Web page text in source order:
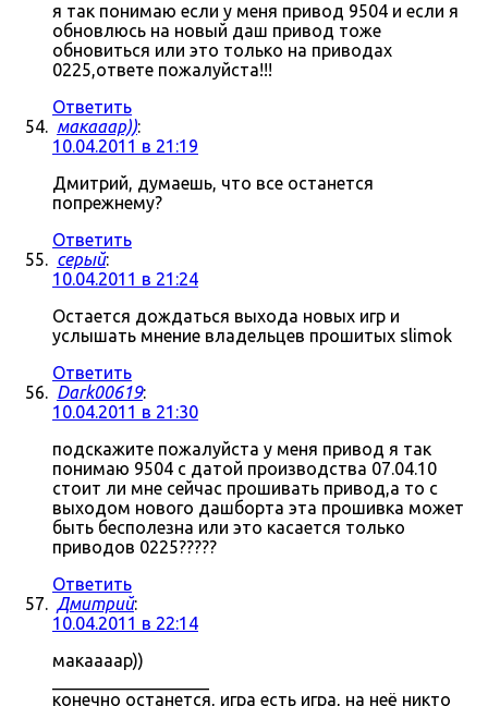
я так понимаю если у меня привод 9504 и если я
обновлюсь на новый даш привод тоже
обновиться или это только на приводах
0225,ответе пожалуйста!!!
Ответить
макааар)):
10.04.2011 в 21:19
Дмитрий, думаешь, что все останется
попрежнему?
Ответить
серый:
10.04.2011 в 21:24
Остается дождаться выхода новых игр и
услышать мнение владельцев прошитых slimok
Ответить
Dark00619:
10.04.2011 в 21:30
подскажите пожалуйста у меня привод я так
понимаю 9504 с датой производства 07.04.10
стоит ли мне сейчас прошивать привод,а то с
выходом нового дашборта эта прошивка может
быть бесполезна или это касается только
приводов 0225?????
Ответить
Дмитрий:
10.04.2011 в 22:14
макаааар))
конечно останется, игра есть игра, на неё никто